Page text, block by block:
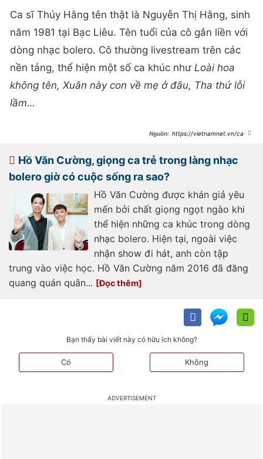
Ca sĩ Thúy Hằng tên thật là Nguyễn Thị Hằng, sinh
năm 1981 tại Bạc Liêu. Tên tuổi của cô gắn liền với
dòng nhạc bolero. Cô thường livestream trên các
nền tảng, thể hiện một số ca khúc như Loài hoa
không tên, Xuân này con về mẹ ở đâu, Tha thứ lỗi
lầm…
https://vietnamnet.vn/ca-si-
Hồ Văn Cường, giọng ca trẻ trong làng nhạc
bolero giờ có cuộc sống ra sao?
Hồ Văn Cường được khán giả yêu
mến bởi chất giọng ngọt ngào khi
thể hiện những ca khúc trong dòng
nhạc bolero. Hiện tại, ngoài việc
nhận show đi hát, anh còn tập
trung vào việc học. Hồ Văn Cường năm 2016 đã đăng
quang quán quân...
Bạn thấy bài viết này có hữu ích không?
Có Không